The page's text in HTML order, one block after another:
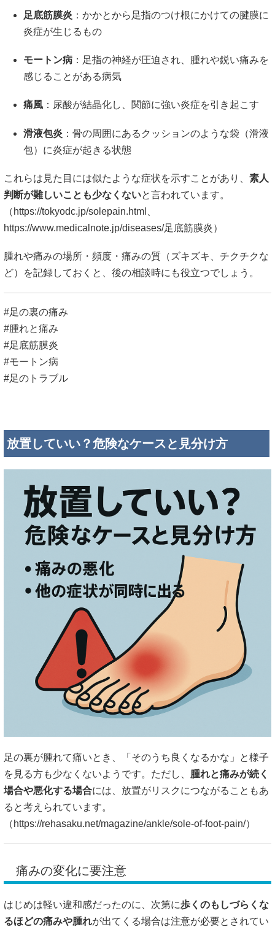
足底筋膜炎 ：かかとから足指のつけ根にかけての腱膜に
炎症が生じるもの
モートン病 ：足指の神経が圧迫され、腫れや鋭い痛みを
感じることがある病気
痛風 ：尿酸が結晶化し、関節に強い炎症を引き起こす
滑液包炎 ：骨の周囲にあるクッションのような袋（滑液
包）に炎症が起きる状態
これらは見た目には似たような症状を示すことがあり、 素人
判断が難しいことも少なくないと言われています。
（ https://tokyodc.jp/solepain.html、
https://www.medicalnote.jp/diseases/足底筋膜炎）
腫れや痛みの場所・頻度・痛みの質（ズキズキ、チクチクな
ど）を記録しておくと、後の相談時にも役立つでしょう。
#足の裏の痛み
#腫れと痛み
#足底筋膜炎
#モートン病
#足のトラブル
放置していい？危険なケースと見分け方
足の裏が腫れて痛いとき、「そのうち良くなるかな」と様子
を見る方も少なくないようです。ただし、 腫れと痛みが続く
場合や悪化する場合には、放置がリスクにつながることもあ
ると考えられています。
（ https://rehasaku.net/magazine/ankle/sole-of-foot-pain/）
痛みの変化に要注意
はじめは軽い違和感だったのに、次第に歩くのもしづらくな
るほどの痛みや腫れが出てくる場合は注意が必要とされてい